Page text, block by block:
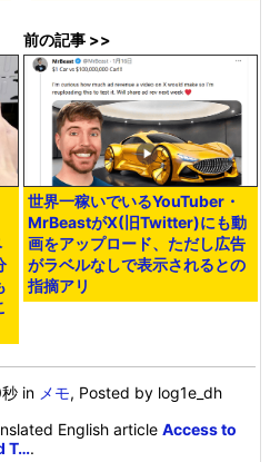
前の記事 >>
世界一稼いでいるYouTuber・
MrBeastがX(旧Twitter)にも動
画をアップロード、ただし広告
がラベルなしで表示されるとの
指摘アリ
in メモ, Posted by log1e_dh
English articleAccess to
T….